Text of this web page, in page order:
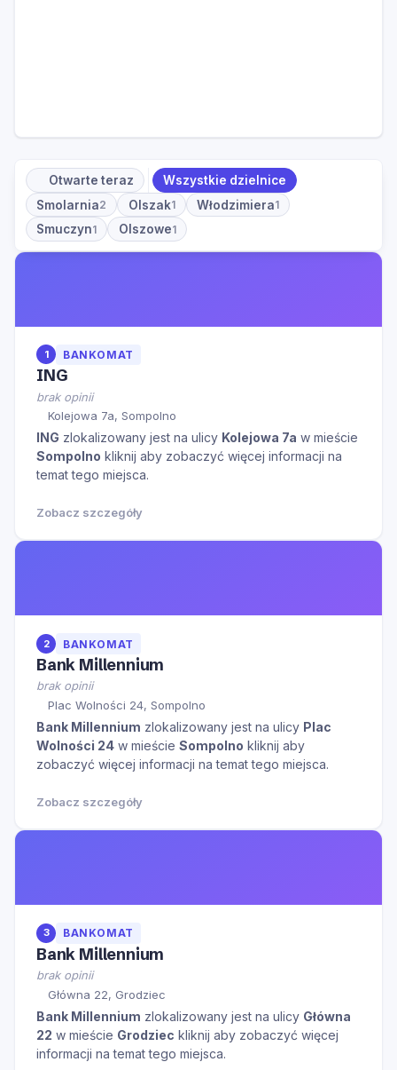
Otwarte teraz
Wszystkie dzielnice
Smolarnia2 Olszak1 Włodzimiera1
Smuczyn1 Olszowe1
1 BANKOMAT
ING
brak opinii
Kolejowa 7a, Sompolno
ING zlokalizowany jest na ulicy Kolejowa 7a w mieście
Sompolno kliknij aby zobaczyć więcej informacji na
temat tego miejsca.
Zobacz szczegóły
2 BANKOMAT
Bank Millennium
brak opinii
Plac Wolności 24, Sompolno
Bank Millennium zlokalizowany jest na ulicy Plac
Wolności 24 w mieście Sompolno kliknij aby
zobaczyć więcej informacji na temat tego miejsca.
Zobacz szczegóły
3 BANKOMAT
Bank Millennium
brak opinii
Główna 22, Grodziec
Bank Millennium zlokalizowany jest na ulicy Główna
22 w mieście Grodziec kliknij aby zobaczyć więcej
informacji na temat tego miejsca.